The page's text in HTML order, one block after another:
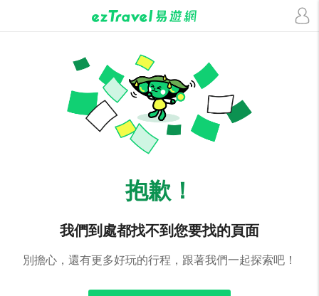
抱歉！
我們到處都找不到您要找的頁面
別擔心，還有更多好玩的行程，跟著我們一起探索吧！